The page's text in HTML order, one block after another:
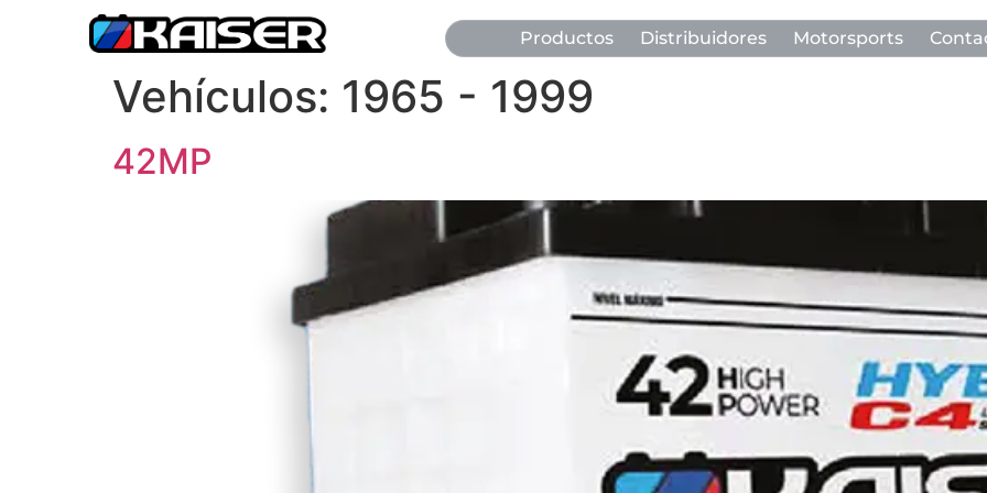
Productos Distribuidores Motorsports
Vehículos: 1965 - 1999
42MP